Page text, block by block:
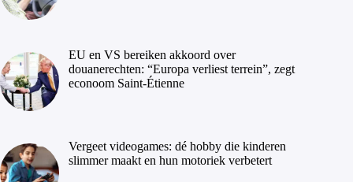
EU en VS bereiken akkoord over
douanerechten: “Europa verliest terrein”, zegt
econoom Saint-Étienne
Vergeet videogames: dé hobby die kinderen
slimmer maakt en hun motoriek verbetert